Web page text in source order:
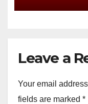
Leave a
Your email
fields are marked *